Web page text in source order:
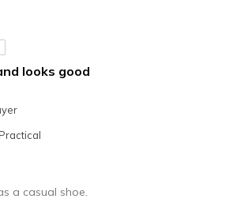
Feels true to size
looks good
Practical
a casual shoe.